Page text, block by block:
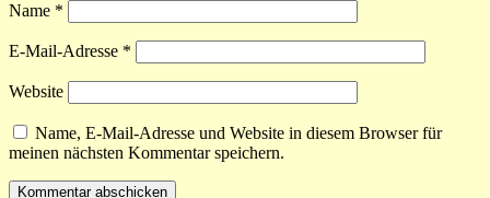
Name *
E-Mail-Adresse *
Website
Name, E-Mail-Adresse und Website in diesem Browser für
meinen nächsten Kommentar speichern.